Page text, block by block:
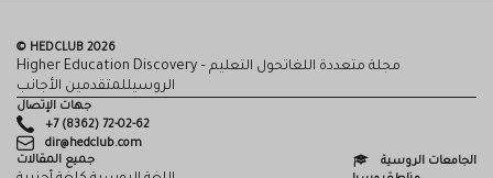
© HEDCLUB 2026
Higher Education Discovery – مجلة متعددة اللغاتحول التعليم
الروسيللمتقدمين الأجانب
جهات الإتصال
+7 (8362) 72-02-62
dir@hedclub.com
جميع المقالات
الجامعات الروسية